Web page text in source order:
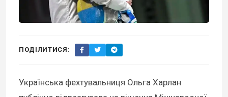
ПОДІЛИТИСЯ:
Українська фехтувальниця Ольга Харлан